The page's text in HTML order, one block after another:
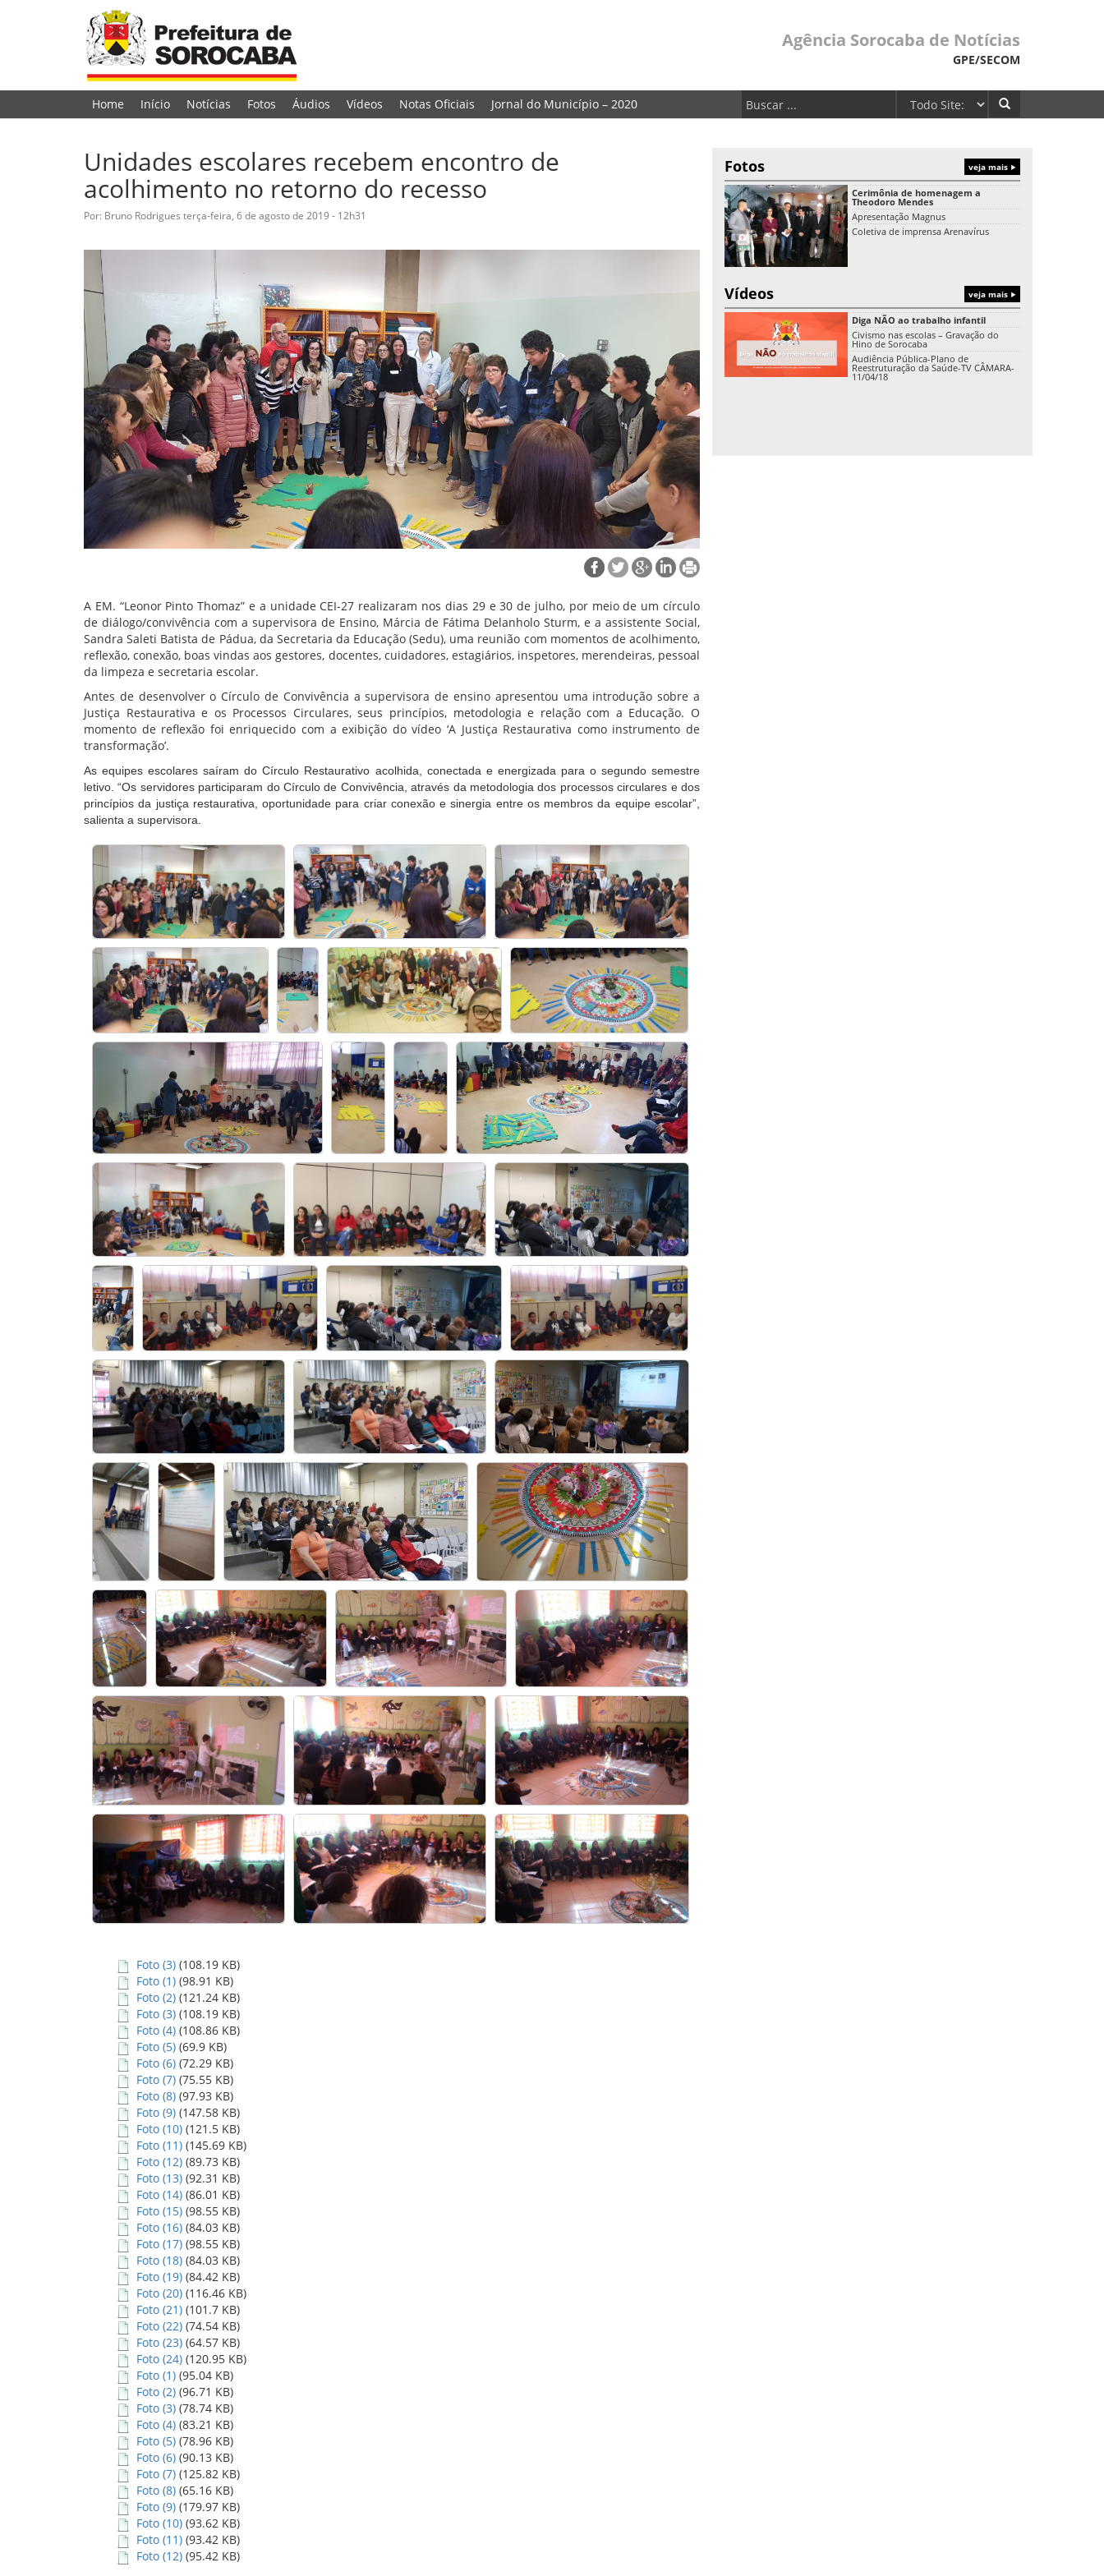
Agência Sorocaba de Notícias
GPE/SECOM
Home Início Notícias Fotos Áudios Vídeos Notas Oficiais Jornal do Município – 2020
Unidades escolares recebem encontro de
acolhimento no retorno do recesso
Por: Bruno Rodrigues terça-feira, 6 de agosto de 2019 - 12h31
A EM. “Leonor Pinto Thomaz” e a unidade CEI-27 realizaram nos dias 29 e 30 de julho, por meio de um círculo
de diálogo/convivência com a supervisora de Ensino, Márcia de Fátima Delanholo Sturm, e a assistente Social,
Sandra Saleti Batista de Pádua, da Secretaria da Educação (Sedu), uma reunião com momentos de acolhimento,
reflexão, conexão, boas vindas aos gestores, docentes, cuidadores, estagiários, inspetores, merendeiras, pessoal
da limpeza e secretaria escolar.
Antes de desenvolver o Círculo de Convivência a supervisora de ensino apresentou uma introdução sobre a
Justiça Restaurativa e os Processos Circulares, seus princípios, metodologia e relação com a Educação. O
momento de reflexão foi enriquecido com a exibição do vídeo ‘A Justiça Restaurativa como instrumento de
transformação’.
As equipes escolares saíram do Círculo Restaurativo acolhida, conectada e energizada para o segundo semestre
letivo. “Os servidores participaram do Círculo de Convivência, através da metodologia dos processos circulares e dos
princípios da justiça restaurativa, oportunidade para criar conexão e sinergia entre os membros da equipe escolar”,
salienta a supervisora.
Foto (3) (108.19 KB)
Foto (1) (98.91 KB)
Foto (2) (121.24 KB)
Foto (3) (108.19 KB)
Foto (4) (108.86 KB)
Foto (5) (69.9 KB)
Foto (6) (72.29 KB)
Foto (7) (75.55 KB)
Foto (8) (97.93 KB)
Foto (9) (147.58 KB)
Foto (10) (121.5 KB)
Foto (11) (145.69 KB)
Foto (12) (89.73 KB)
Foto (13) (92.31 KB)
Foto (14) (86.01 KB)
Foto (15) (98.55 KB)
Foto (16) (84.03 KB)
Foto (17) (98.55 KB)
Foto (18) (84.03 KB)
Foto (19) (84.42 KB)
Foto (20) (116.46 KB)
Foto (21) (101.7 KB)
Foto (22) (74.54 KB)
Foto (23) (64.57 KB)
Foto (24) (120.95 KB)
Foto (1) (95.04 KB)
Foto (2) (96.71 KB)
Foto (3) (78.74 KB)
Foto (4) (83.21 KB)
Foto (5) (78.96 KB)
Foto (6) (90.13 KB)
Foto (7) (125.82 KB)
Foto (8) (65.16 KB)
Foto (9) (179.97 KB)
Foto (10) (93.62 KB)
Foto (11) (93.42 KB)
Foto (12) (95.42 KB)
Fotos veja mais
Cerimônia de homenagem a
Theodoro Mendes
Apresentação Magnus
Coletiva de imprensa Arenavírus
Vídeos veja mais
Diga NÃO ao trabalho infantil
Civismo nas escolas – Gravação do
Hino de Sorocaba
Audiência Pública-Plano de
Reestruturação da Saúde-TV CÂMARA-
11/04/18